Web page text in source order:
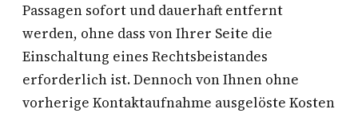
Passagen sofort und dauerhaft entfernt
werden, ohne dass von Ihrer Seite die
Einschaltung eines Rechtsbeistandes
erforderlich ist. Dennoch von Ihnen ohne
vorherige Kontaktaufnahme ausgelöste Kosten